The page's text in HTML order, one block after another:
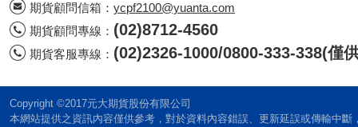
期貨顧問信箱： ycpf2100@yuanta.com
期貨顧問專線： (02)8712-4560
期貨客服專線： (02)2326-1000/0800-333-338(僅
Copyright ©2017元大期貨股份有限公司
本網站提供之資訊內容僅供參考，對於資料內容錯誤、更新延誤或傳輸中